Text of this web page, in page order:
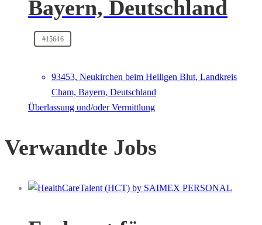
Bayern, Deutschland
#15646
93453, Neukirchen beim Heiligen Blut, Landkreis
Cham, Bayern, Deutschland
Überlassung und/oder Vermittlung
Verwandte Jobs